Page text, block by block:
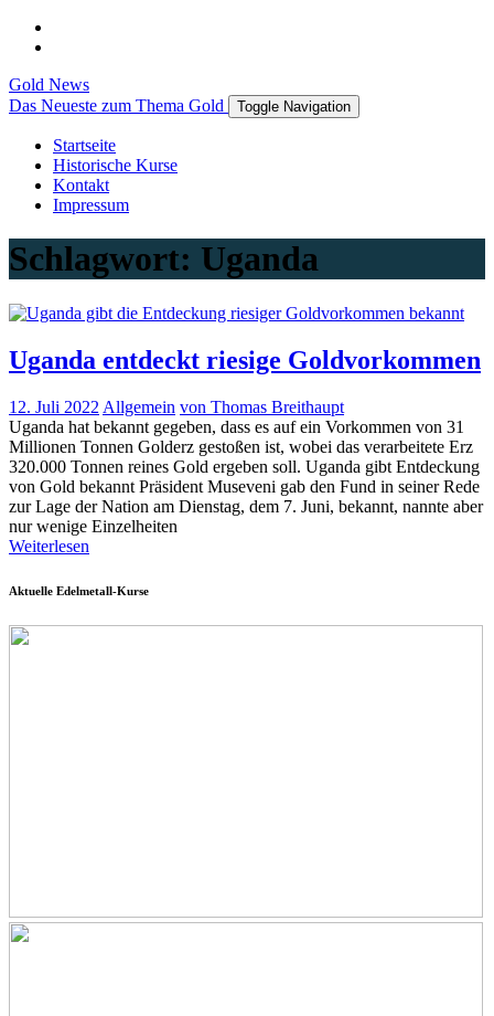
Gold News
Das Neueste zum Thema Gold
Toggle Navigation
Startseite
Historische Kurse
Kontakt
Impressum
Schlagwort: Uganda
Uganda entdeckt riesige Goldvorkommen
12. Juli 2022 Allgemein von Thomas Breithaupt
Uganda hat bekannt gegeben, dass es auf ein Vorkommen von 31
Millionen Tonnen Golderz gestoßen ist, wobei das verarbeitete Erz
320.000 Tonnen reines Gold ergeben soll. Uganda gibt Entdeckung
von Gold bekannt Präsident Museveni gab den Fund in seiner Rede
zur Lage der Nation am Dienstag, dem 7. Juni, bekannt, nannte aber
nur wenige Einzelheiten
Weiterlesen
Aktuelle Edelmetall-Kurse